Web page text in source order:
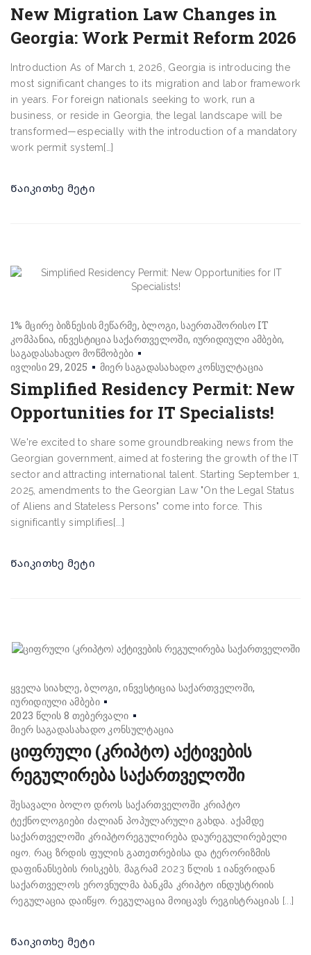
New Migration Law Changes in
Georgia: Work Permit Reform 2026
Introduction As of March 1, 2026, Georgia is introducing the
most significant changes to its migration and labor framework
in years. For foreign nationals seeking to work, run a
business, or reside in Georgia, the legal landscape will be
transformed—especially with the introduction of a mandatory
work permit system[…]
Წაიკითხე მეტი
1% მცირე ბიზნესის მეწარმე ბლოგი საერთაშორისო IT
კომპანია ინვესტიცია საქართველოში იურიდიული ამბები
საგადასახადო მოწმობები
ივლისი 29, 2025
მიერ საგადასახადო კონსულტაცია
Simplified Residency Permit: New
Opportunities for IT Specialists!
We're excited to share some groundbreaking news from the
Georgian government, aimed at fostering the growth of the IT
sector and attracting international talent. Starting September 1,
2025, amendments to the Georgian Law "On the Legal Status
of Aliens and Stateless Persons" come into force. This
significantly simplifies[...]
Წაიკითხე მეტი
ყველა სიახლე ბლოგი ინვესტიცია საქართველოში
იურიდიული ამბები
2023 წლის 8 თებერვალი
მიერ საგადასახადო კონსულტაცია
ციფრული (კრიპტო) აქტივების
რეგულირება საქართველოში
შესავალი ბოლო დროს საქართველოში კრიპტო
ტექნოლოგიები ძალიან პოპულარული გახდა. აქამდე
საქართველოში კრიპტორეგულირება დაურეგულირებელი
იყო, რაც ზრდის ფულის გათეთრებისა და ტერორიზმის
დაფინანსების რისკებს, მაგრამ 2023 წლის 1 იანვრიდან
საქართველოს ეროვნულმა ბანკმა კრიპტო ინდუსტრიის
რეგულაცია დაიწყო. რეგულაცია მოიცავს რეგისტრაციას [...]
Წაიკითხე მეტი